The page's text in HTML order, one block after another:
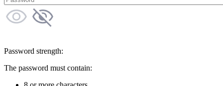
Password strength:
The password must contain: